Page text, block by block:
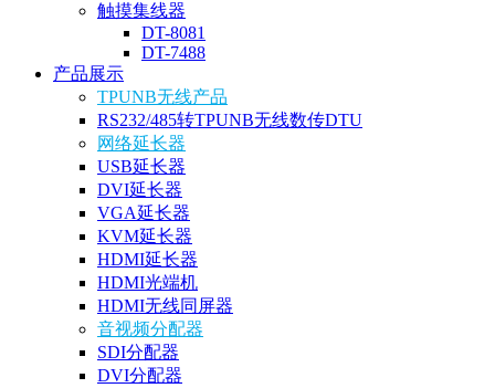
触摸集线器
DT-8081
DT-7488
产品展示
TPUNB无线产品
RS232/485转TPUNB无线数传DTU
网络延长器
USB延长器
DVI延长器
VGA延长器
KVM延长器
HDMI延长器
HDMI光端机
HDMI无线同屏器
音视频分配器
SDI分配器
DVI分配器